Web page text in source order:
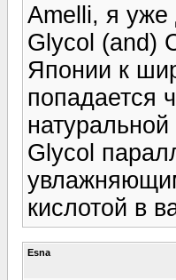
Amelli, я уже
Glycol (and)
Японии к
попадается
Glycol
кислотой в
Esna